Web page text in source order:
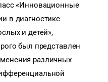
«Инновационные
в диагностике
и детей»,
был представлен
различных